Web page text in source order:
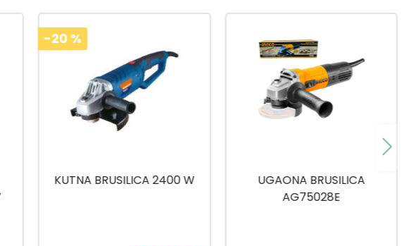
UGAONA BRUSILICA
%
WORKERS BESTKUTNA
BRUSILICA 500/550